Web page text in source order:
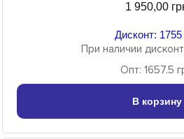
1 950,00
Дисконт: 1755
При наличии
Опт: 1657.5
В корзину